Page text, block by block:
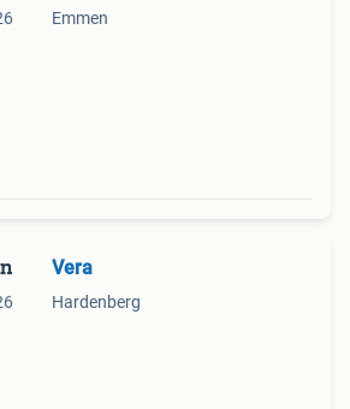
Emmen
Vera
Hardenberg